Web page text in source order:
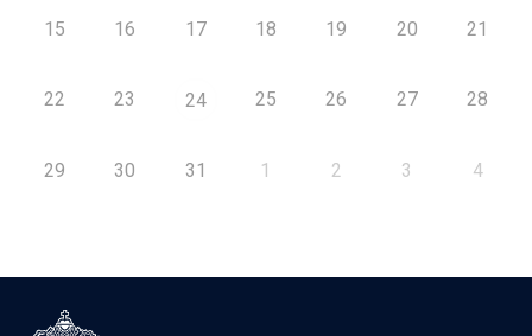
15 16 17 18 19 20 21
22 23 24 25 26 27 28
29 30 31 1 2 3 4